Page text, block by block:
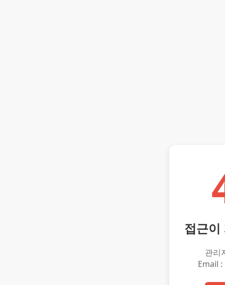
접근이
관리
Email